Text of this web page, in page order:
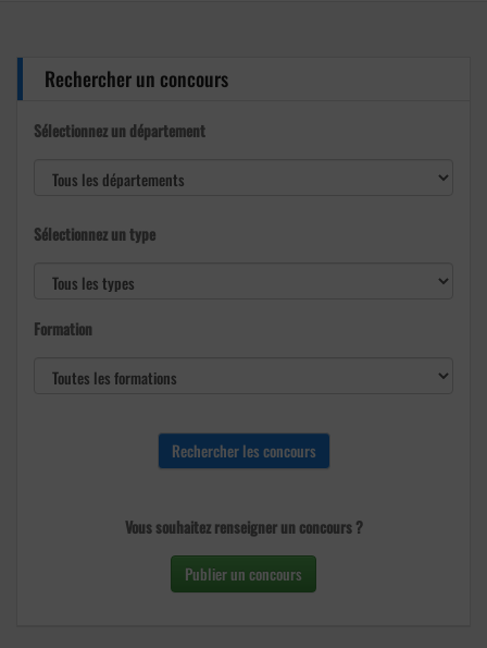
Rechercher un concours
Sélectionnez un département
Sélectionnez un type
Formation
Vous souhaitez renseigner un concours ?
Publier un concours